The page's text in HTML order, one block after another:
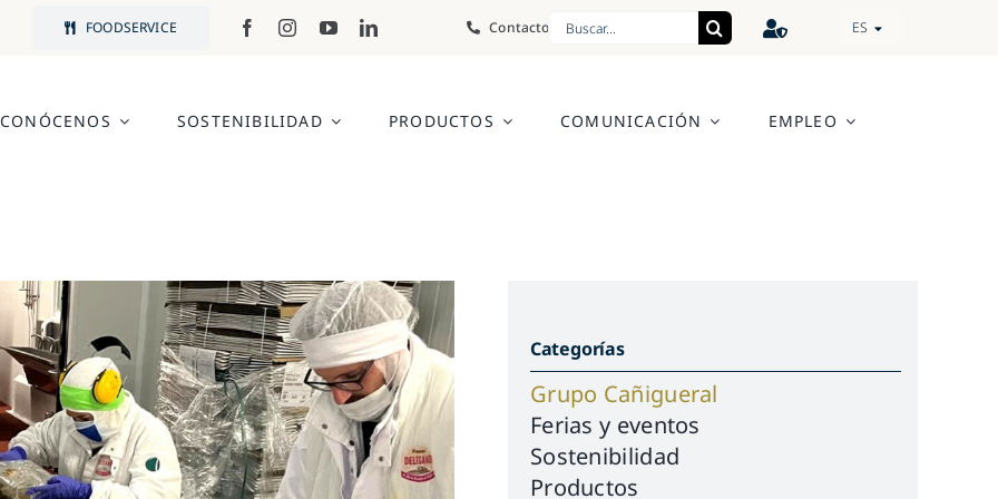
FOODSERVICE ContactoSearch
ES
CONÓCENOS SOSTENIBILIDAD PRODUCTOS COMUNICACIÓN EMPLEO
Categorías
Grupo Cañigueral
Ferias y eventos
Sostenibilidad
Productos